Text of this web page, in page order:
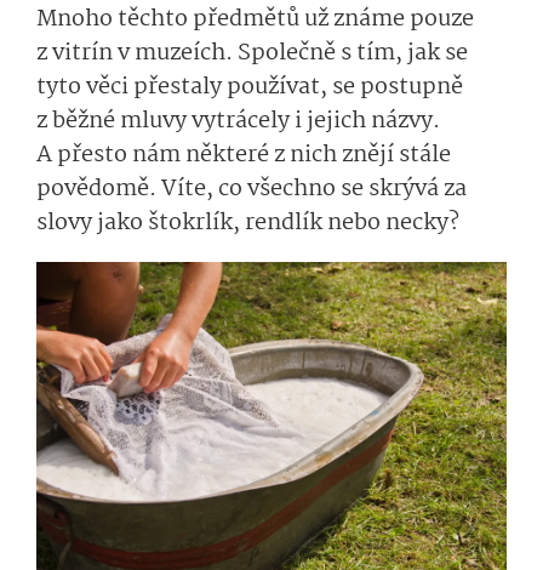
Mnoho těchto předmětů už známe pouze
z vitrín v muzeích. Společně s tím, jak se
tyto věci přestaly používat, se postupně
z běžné mluvy vytrácely i jejich názvy.
A přesto nám některé z nich znějí stále
povědomě. Víte, co všechno se skrývá za
slovy jako štokrlík, rendlík nebo necky?